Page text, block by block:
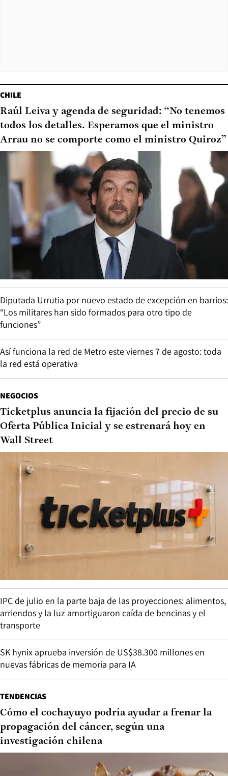
CHILE
Raúl Leiva y agenda de seguridad: “No tenemos
todos los detalles. Esperamos que el ministro
Arrau no se comporte como el ministro Quiroz”
Diputada Urrutia por nuevo estado de excepción en barrios:
“Los militares han sido formados para otro tipo de
funciones”
Así funciona la red de Metro este viernes 7 de agosto: toda
la red está operativa
NEGOCIOS
Ticketplus anuncia la fijación del precio de su
Oferta Pública Inicial y se estrenará hoy en
Wall Street
IPC de julio en la parte baja de las proyecciones: alimentos,
arriendos y la luz amortiguaron caída de bencinas y el
transporte
SK hynix aprueba inversión de US$38.300 millones en
nuevas fábricas de memoria para IA
TENDENCIAS
Cómo el cochayuyo podría ayudar a frenar la
propagación del cáncer, según una
investigación chilena